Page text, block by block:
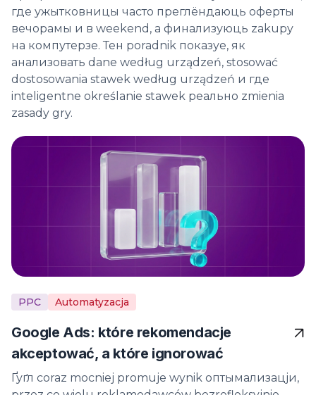
где ужытковницы часто преглёндаюць оферты
вечорамы и в weekend, а финализуюць zakupy
на компутерзе. Тен poradnik показуе, як
анализовать dane według urządzeń, stosować
dostosowania stawek według urządzeń и где
inteligentne określanie stawek реально zmienia
zasady gry.
PPC Automatyzacja
Google Ads: które rekomendacje
akceptować, a które ignorować
Ґуґл coraz mocniej promuje wynik оптымализацји,